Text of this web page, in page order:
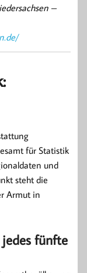
–
für Statistik
und
steht die
Armut in
jedes fünfte